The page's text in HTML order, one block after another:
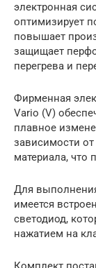
электронная
оптимизирует
повышает
защищает
перегрева и
Фирменная
Vario (V)
плавное
зависимости
материала, что
Для
имеется
светодиод,
нажатием на